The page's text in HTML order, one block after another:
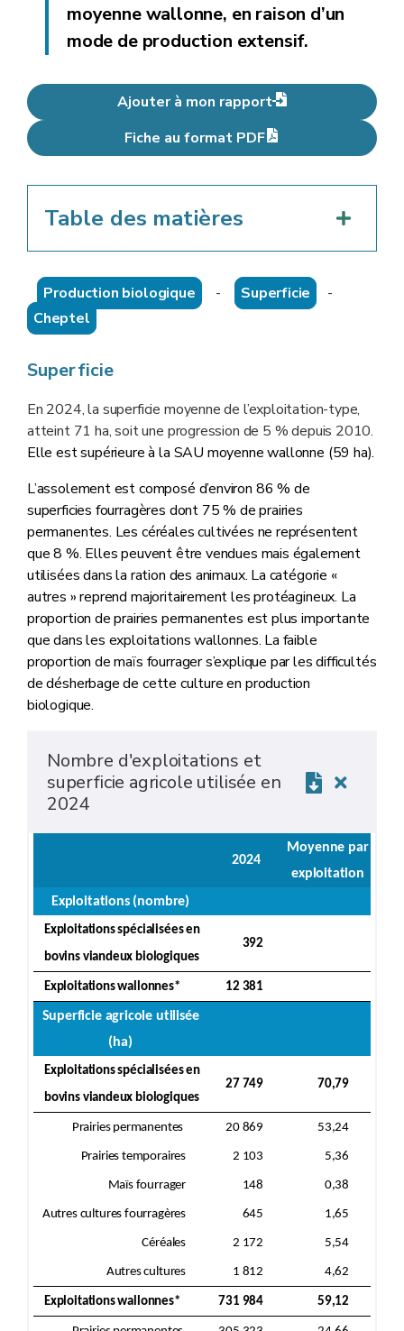
moyenne wallonne, en raison d’un
mode de production extensif.
Ajouter à mon rapport
Fiche au format PDF
Table des matières
Production biologique - Superficie
-
Cheptel
Superficie
En 2024, la superficie moyenne de l’exploitation-type,
atteint 71 ha, soit une progression de 5 % depuis 2010.
Elle est supérieure à la SAU moyenne wallonne (59 ha).
L’assolement est composé d’environ 86 % de
superficies fourragères dont 75 % de prairies
permanentes. Les céréales cultivées ne représentent
que 8 %. Elles peuvent être vendues mais également
utilisées dans la ration des animaux. La catégorie «
autres » reprend majoritairement les protéagineux. La
proportion de prairies permanentes est plus importante
que dans les exploitations wallonnes. La faible
proportion de maïs fourrager s’explique par les difficultés
de désherbage de cette culture en production
biologique.
Nombre d'exploitations et
superficie agricole utilisée en
2024
2024
Moyenne par
exploitation
Exploitations (nombre)
Exploitations spécialisées en
bovins viandeux biologiques
392
Exploitations wallonnes* 12 381
Superficie agricole utilisée
(ha)
Exploitations spécialisées en
bovins viandeux biologiques
27 749 70,79
Prairies permanentes 20 869 53,24
Prairies temporaires 2 103 5,36
Maïs fourrager 148 0,38
Autres cultures fourragères 645 1,65
Céréales 2 172 5,54
Autres cultures 1 812 4,62
Exploitations wallonnes* 731 984 59,12